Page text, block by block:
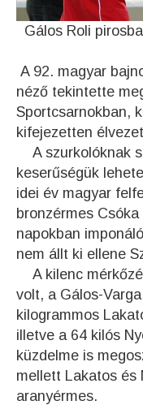
Gálos Roli
A 92. magyar
néző tekintette
Sportcsarnokban,
kifejezetten
A szurkolóknak
keserűségük
idei év magyar
bronzérmes
napokban
nem állt ki ellene
A kilenc
volt, a Gálos-
kilogrammos
illetve a 64 kilós
küzdelme is
mellett Lakatos és
aranyérmes.